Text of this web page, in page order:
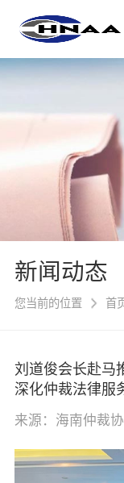
新闻动态
您当前的位置 首
刘道俊会长赴马
深化仲裁法律服
来源：海南仲裁